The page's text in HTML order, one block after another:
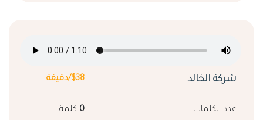
شركة الخالد $38/دقيقة
عدد الكلمات 0 كلمة